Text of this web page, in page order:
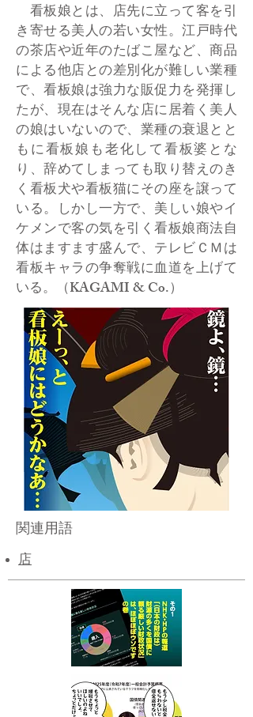
看板娘とは、店先に立って客を引
き寄せる美人の若い女性。江戸時代
の茶店や近年のたばこ屋など、商品
による他店との差別化が難しい業種
で、看板娘は強力な販促力を発揮し
たが、現在はそんな店に居着く美人
の娘はいないので、業種の衰退とと
もに看板娘も老化して看板婆とな
り、辞めてしまっても取り替えのき
く看板犬や看板猫にその座を譲って
いる。しかし一方で、美しい娘やイ
ケメンで客の気を引く看板娘商法自
体はますます盛んで、テレビＣＭは
看板キャラの争奪戦に血道を上げて
いる。（KAGAMI & Co.）
関連用語
店